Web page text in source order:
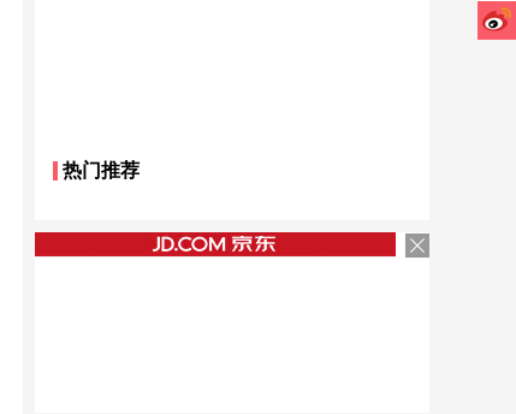
热门推荐